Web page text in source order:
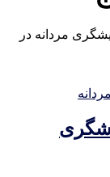
مردانه در